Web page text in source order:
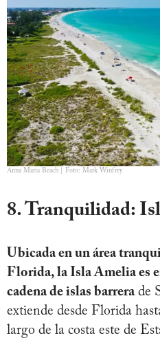
Anna Maria Beach | Foto: Mark Winfrey
8. Tranquilidad:
Ubicada en un área
Florida, la Isla Amelia es
cadena de islas barrerade
extiende desde Florida
largo de la costa este de